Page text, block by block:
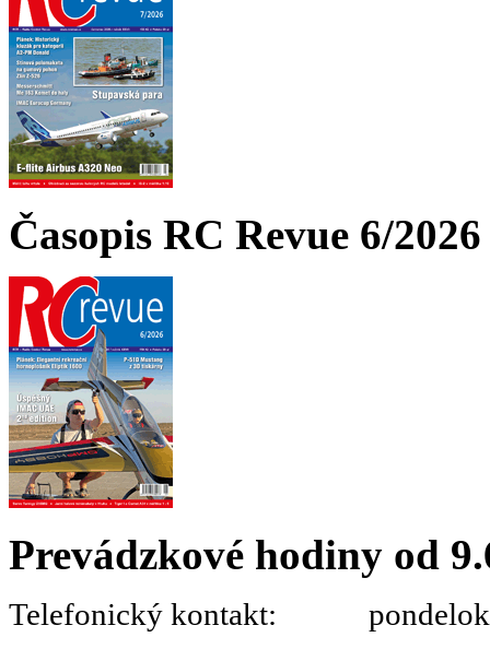
Časopis RC Revue 6/
Prevádzkové hodiny od
Telefonický kontakt: